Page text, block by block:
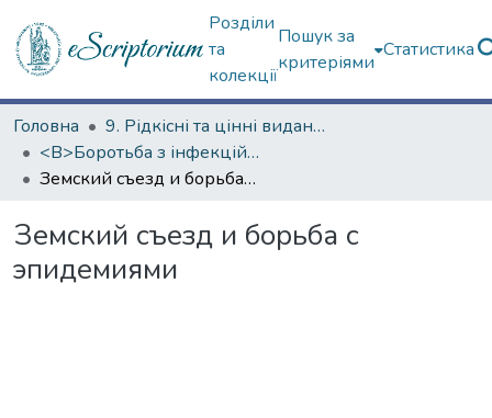
Розділи
та
колекції
Пошук за
критеріями
Статистика
Головна
9. Рідкісні та цінні видання
<B>Боротьба з інфекційними хворобами</B>
Земский съезд и борьба с эпидемиями
Земский съезд и борьба с
эпидемиями